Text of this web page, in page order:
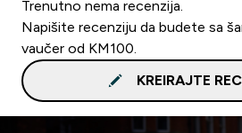
Trenutno nema recenzija.
Napišite recenziju da budete sa
vaučer od KM100.
KREIRAJTE